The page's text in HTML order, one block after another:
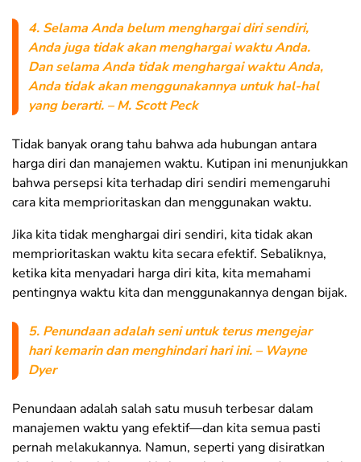
4. Selama Anda belum menghargai diri sendiri,
Anda juga tidak akan menghargai waktu Anda.
Dan selama Anda tidak menghargai waktu Anda,
Anda tidak akan menggunakannya untuk hal-hal
yang berarti. – M. Scott Peck
Tidak banyak orang tahu bahwa ada hubungan antara
harga diri dan manajemen waktu. Kutipan ini menunjukkan
bahwa persepsi kita terhadap diri sendiri memengaruhi
cara kita memprioritaskan dan menggunakan waktu.
Jika kita tidak menghargai diri sendiri, kita tidak akan
memprioritaskan waktu kita secara efektif. Sebaliknya,
ketika kita menyadari harga diri kita, kita memahami
pentingnya waktu kita dan menggunakannya dengan bijak.
5. Penundaan adalah seni untuk terus mengejar
hari kemarin dan menghindari hari ini. – Wayne
Dyer
Penundaan adalah salah satu musuh terbesar dalam
manajemen waktu yang efektif—dan kita semua pasti
pernah melakukannya. Namun, seperti yang disiratkan